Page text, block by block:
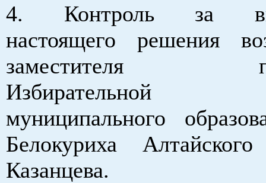
4. Контроль за
настоящего решения
заместителя
Избирательной
муниципального
Белокуриха
Казанцева.